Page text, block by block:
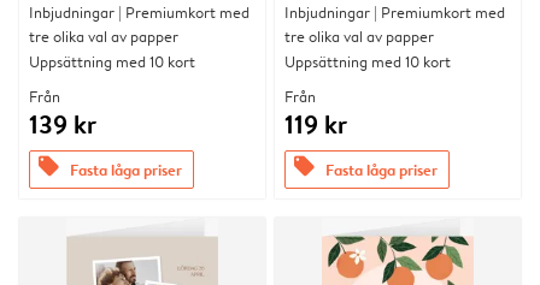
Inbjudningar | Premiumkort med
tre olika val av papper
Uppsättning med 10 kort
Från
139 kr
offers Fasta låga priser
Inbjudningar | Premiumkort med
tre olika val av papper
Uppsättning med 10 kort
Från
119 kr
offers Fasta låga priser